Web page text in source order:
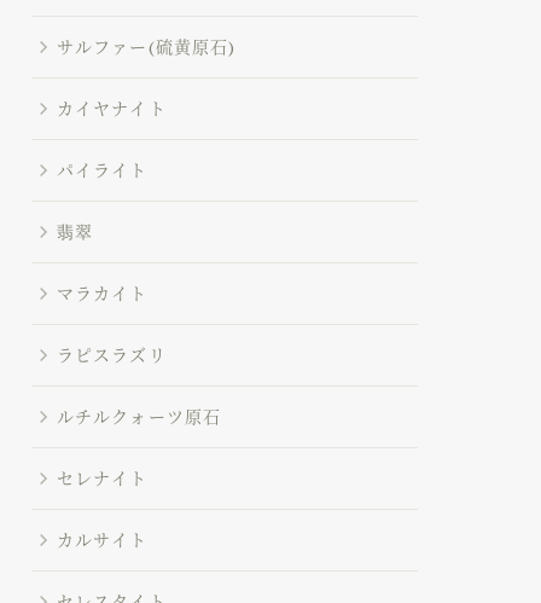
サルファー(硫黄原石)
カイヤナイト
パイライト
翡翠
マラカイト
ラピスラズリ
ルチルクォーツ原石
セレナイト
カルサイト